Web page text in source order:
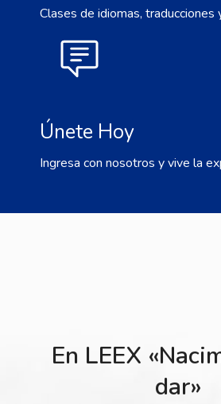
Clases de idiomas, traducciones
Únete Hoy
Ingresa con nosotros y vive la
En LEEX
dar»